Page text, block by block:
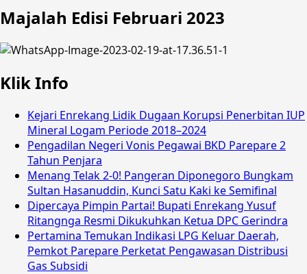
Majalah Edisi Februari 2023
Klik Info
Kejari Enrekang Lidik Dugaan Korupsi Penerbitan IUP
Mineral Logam Periode 2018–2024
Pengadilan Negeri Vonis Pegawai BKD Parepare 2
Tahun Penjara
Menang Telak 2-0! Pangeran Diponegoro Bungkam
Sultan Hasanuddin, Kunci Satu Kaki ke Semifinal
Dipercaya Pimpin Partai! Bupati Enrekang Yusuf
Ritangnga Resmi Dikukuhkan Ketua DPC Gerindra
Pertamina Temukan Indikasi LPG Keluar Daerah,
Pemkot Parepare Perketat Pengawasan Distribusi
Gas Subsidi